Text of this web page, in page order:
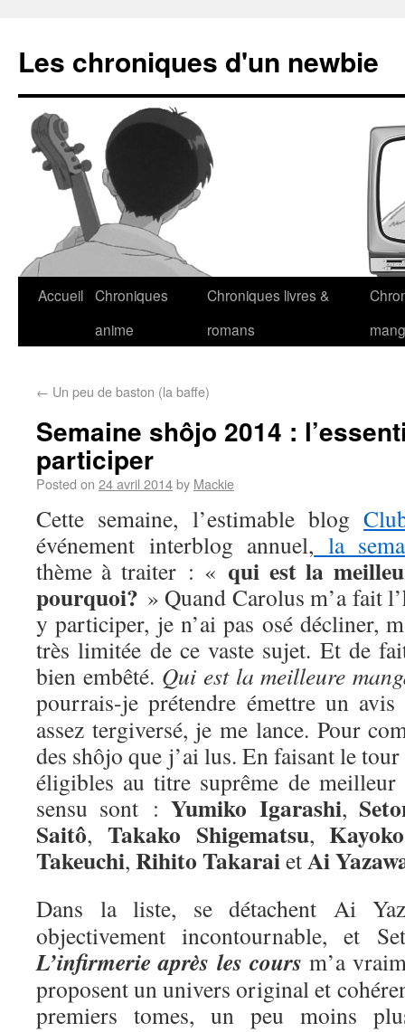
Les chroniques d'un newbie
Accueil Chroniques
anime
Chroniques livres &
romans
← Un peu de baston (la baffe)
Semaine shôjo 2014 :
participer
Posted on 24 avril 2014by Mackie
Cette semaine, l’estimable blog
événement interblog annuel, la
thème à traiter : « qui est la
pourquoi? » Quand Carolus m’a fait
y participer, je n’ai pas osé décliner,
très limitée de ce vaste sujet. Et de
bien embêté. Qui est la meilleure
pourrais-je prétendre émettre un
assez tergiversé, je me lance. Pour
des shôjo que j’ai lus. En faisant le tour
éligibles au titre suprême de
sensu sont :Yumiko Igarashi,
Saitô, Takako Shigematsu,Kayoko
Takeuchi, Rihito TakaraietAi
Dans la liste, se détachent Ai
objectivement incontournable, et
L’infirmerie après les cours m’a
proposent un univers original et
premiers tomes, un peu moins